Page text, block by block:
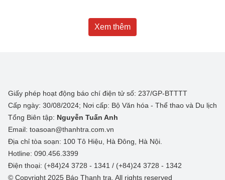
Xem thêm
Giấy phép hoạt động báo chí điện tử số: 237/GP-BTTTT
Cấp ngày: 30/08/2024; Nơi cấp: Bộ Văn hóa - Thể thao và Du lịch
Tổng Biên tập: Nguyễn Tuấn Anh
Email: toasoan@thanhtra.com.vn
Địa chỉ tòa soạn: 100 Tô Hiệu, Hà Đông, Hà Nội.
Hotline: 090.456.3399
Điện thoại: (+84)24 3728 - 1341 / (+84)24 3728 - 1342
© Copyright 2025 Báo Thanh tra, All rights reserved